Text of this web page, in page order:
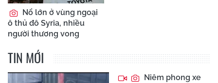
Nổ lớn ở vùng ngoại
ô thủ đô Syria, nhiều
người thương vong
TIN MỚI
Niêm phong xe